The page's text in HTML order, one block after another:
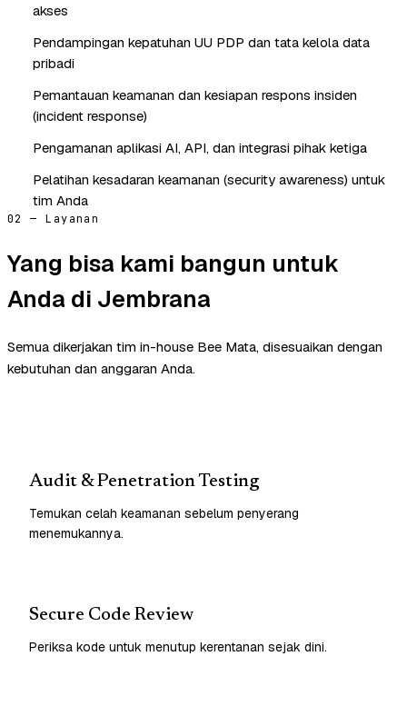
akses
Pendampingan kepatuhan UU PDP dan tata kelola data
pribadi
Pemantauan keamanan dan kesiapan respons insiden
(incident response)
Pengamanan aplikasi AI, API, dan integrasi pihak ketiga
Pelatihan kesadaran keamanan (security awareness) untuk
tim Anda
02 — Layanan
Yang bisa kami bangun untuk
Anda di Jembrana
Semua dikerjakan tim in-house Bee Mata, disesuaikan dengan
kebutuhan dan anggaran Anda.
Audit & Penetration Testing
Temukan celah keamanan sebelum penyerang
menemukannya.
Secure Code Review
Periksa kode untuk menutup kerentanan sejak dini.